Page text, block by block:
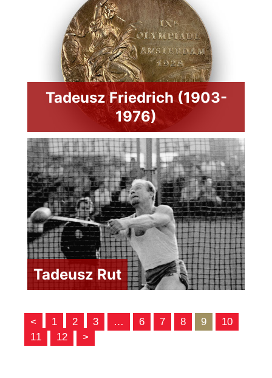
Tadeusz Friedrich (1903-
1976)
Tadeusz Rut
< 1 2 3 … 6 7 8 9
10
11
12 >